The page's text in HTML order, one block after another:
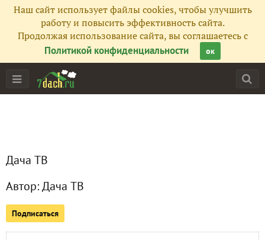
Наш сайт использует файлы cookies, чтобы улучшить
работу и повысить эффективность сайта.
Продолжая использование сайта, вы соглашаетесь с
Политикой конфиденциальности
ок
Дача ТВ
Автор:Дача ТВ
Подписаться
Главная
Подписчики 32
Новогодние тарталетки с сёмгой. Вкуснейшая закуска
Рождественская фаршированная щука и кулич с вином